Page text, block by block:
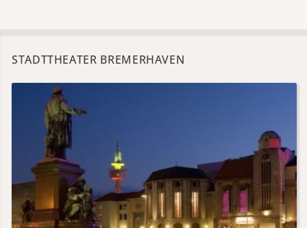
STADTTHEATER BREMERHAVEN